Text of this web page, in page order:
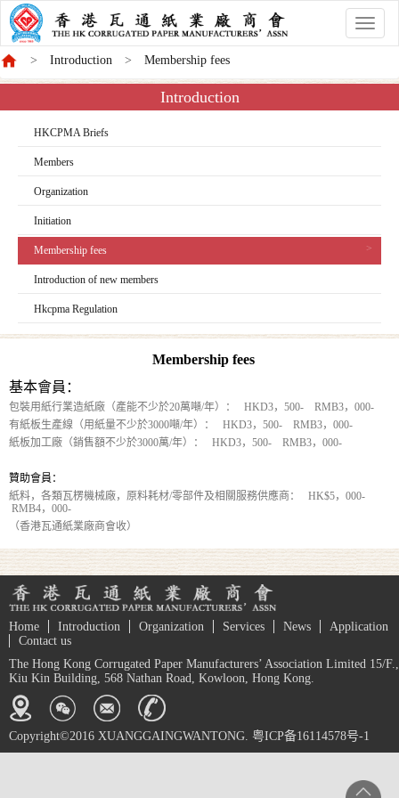
香
港
會
Introduction Membership fees
Introduction
HKCPMA Briefs
Members
Organization
Initiation
Membership fees
Introduction of new members
Hkcpma Regulation
Membership fees
基本會員：
包裝用紙行業造紙廠（產能不少於20萬噸/年）： HKD3，500- RMB3，000-
有紙板生產線（用紙量不少於3000噸/年）： HKD3，500- RMB3，000-
紙板加工廠（銷售額不少於3000萬/年）： HKD3，500- RMB3，000-
贊助會員：
紙料，各類瓦楞機械廠，原料耗材/零部件及相關服務供應商： HK$5，000-
RMB4，000-
（香港瓦通紙業廠商會收）
Home Introduction Organization Services News
Application
Contact us
The Hong Kong Corrugated Paper Manufacturers’ Association Limited 15/F.,
Kiu Kin Building, 568 Nathan Road, Kowloon, Hong Kong.
Copyright©2016 XUANGGAINGWANTONG. 粤ICP备16114578号-1